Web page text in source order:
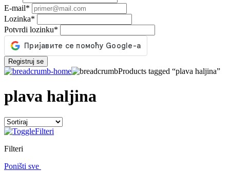
E-mail*
Lozinka*
Potvrdi lozinku*
Registruj se
Products tagged “plava haljina”
plava haljina
Filteri
Filteri
Poništi sve